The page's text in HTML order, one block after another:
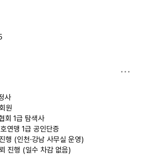
사
원
회 1급 탐색사
연맹 1급 공인단증
행 (인천·강남 사무실 운영)
진행 (일수 차감 없음)